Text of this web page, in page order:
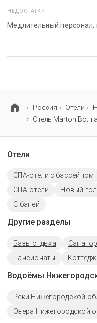
НЕДОСТАТКИ:
Медлительный персонал,
Россия Отели
Отель Marton Волга
Отели
СПА-отели с бассейном
СПА-отели
Новый год
С баней
Другие разделы
Базы отдыха
Пансионаты
Водоёмы
Реки Нижегородской
Озера Нижегородской